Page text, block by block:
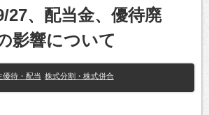
27、配当金、優待廃
影響について
優待・配当 株式分割・株式併合